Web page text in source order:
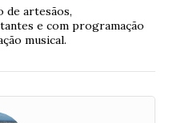
de artesãos,
e com programação
musical.